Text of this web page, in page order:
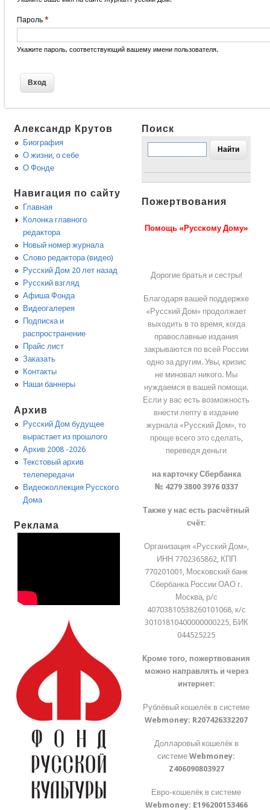
Пароль *
Укажите пароль, соответствующий вашему имени пользователя.
Александр Крутов
Биография
О жизни, о себе
О Фонде
Навигация по сайту
Главная
Колонка главного
редактора
Новый номер журнала
Слово редактора (видео)
Русский Дом 20 лет назад
Русский взгляд
Афиша Фонда
Видеогалерея
Подписка и
распространение
Прайс лист
Заказать
Контакты
Наши баннеры
Архив
Русский Дом будущее
вырастает из прошлого
Архив 2008 -2026
Текстовый архив
телепередачи
Видеоколлекция Русского
Дома
Реклама
Поиск
Пожертвования
Помощь «Русскому Дому»
Дорогие братья и сестры!
Благодаря вашей поддержке
«Русский Дом» продолжает
выходить в то время, когда
православные издания
закрываются по всей России
одно за другим. Увы, кризис
не миновал никого. Мы
нуждаемся в вашей помощи.
Если у вас есть возможность
внести лепту в издание
журнала «Русский Дом», то
проще всего это сделать,
переведя деньги
на карточку Сбербанка
№ 4279 3800 3976 0337
Также у нас есть расчётный
счёт:
Организация «Русский Дом»,
ИНН 7702365862, КПП
770201001, Московский банк
Сбербанка России ОАО г.
Москва, р/с
40703810538260101068, к/с
30101810400000000225, БИК
044525225
Кроме того, пожертвования
можно направлять и через
интернет:
Рублёвый кошелёк в системе
Webmoney: R207426332207
Долларовый кошелёк в
системеWebmoney:
Z406090803927
Евро-кошелёк в системе
Webmoney: E196200153466